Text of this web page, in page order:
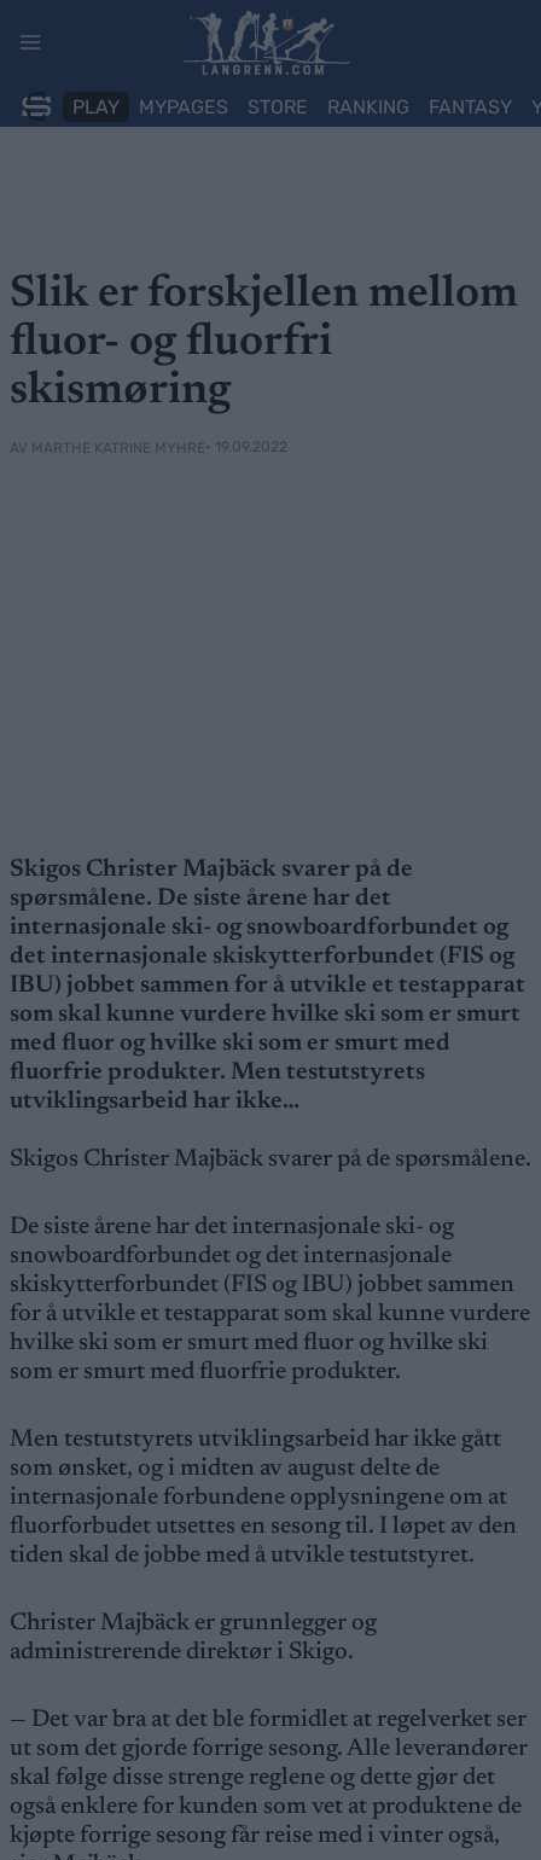
PLAY MYPAGES STORE RANKING FANTASY
Slik er forskjellen mellom
fluor- og fluorfri
skismøring
AV MARTHE KATRINE MYHRE• 19.09.2022
Skigos Christer Majbäck svarer på de
spørsmålene. De siste årene har det
internasjonale ski- og snowboardforbundet og
det internasjonale skiskytterforbundet (FIS og
IBU) jobbet sammen for å utvikle et testapparat
som skal kunne vurdere hvilke ski som er smurt
med fluor og hvilke ski som er smurt med
fluorfrie produkter. Men testutstyrets
utviklingsarbeid har ikke…
Skigos Christer Majbäck svarer på de spørsmålene.
De siste årene har det internasjonale ski- og
snowboardforbundet og det internasjonale
skiskytterforbundet (FIS og IBU) jobbet sammen
for å utvikle et testapparat som skal kunne vurdere
hvilke ski som er smurt med fluor og hvilke ski
som er smurt med fluorfrie produkter.
Men testutstyrets utviklingsarbeid har ikke gått
som ønsket, og i midten av august delte de
internasjonale forbundene opplysningene om at
fluorforbudet utsettes en sesong til. I løpet av den
tiden skal de jobbe med å utvikle testutstyret.
Christer Majbäck er grunnlegger og
administrerende direktør i Skigo.
— Det var bra at det ble formidlet at regelverket ser
ut som det gjorde forrige sesong. Alle leverandører
skal følge disse strenge reglene og dette gjør det
også enklere for kunden som vet at produktene de
kjøpte forrige sesong får reise med i vinter også,